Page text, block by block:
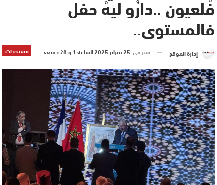
فْلعيون ..دَارُو ليهْ حفل
فالمستوى..
مستجدات إدارة الموقع نشر في 25 فبراير 2025 الساعة 1 و 28 دقيقة